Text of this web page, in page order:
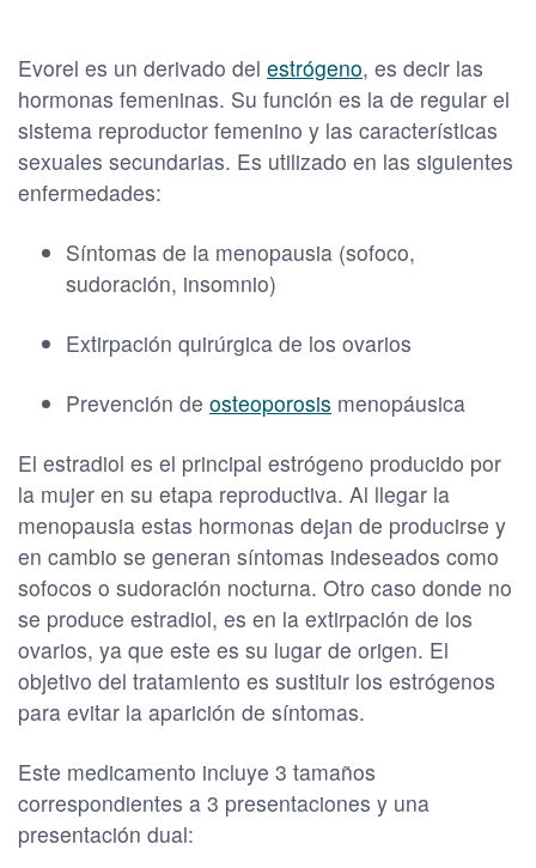
Evorel es un derivado del estrógeno, es decir las
hormonas femeninas. Su función es la de regular el
sistema reproductor femenino y las características
sexuales secundarias. Es utilizado en las siguientes
enfermedades:
Síntomas de la menopausia (sofoco,
sudoración, insomnio)
Extirpación quirúrgica de los ovarios
Prevención de osteoporosis menopáusica
El estradiol es el principal estrógeno producido por
la mujer en su etapa reproductiva. Al llegar la
menopausia estas hormonas dejan de producirse y
en cambio se generan síntomas indeseados como
sofocos o sudoración nocturna. Otro caso donde no
se produce estradiol, es en la extirpación de los
ovarios, ya que este es su lugar de origen. El
objetivo del tratamiento es sustituir los estrógenos
para evitar la aparición de síntomas.
Este medicamento incluye 3 tamaños
correspondientes a 3 presentaciones y una
presentación dual: